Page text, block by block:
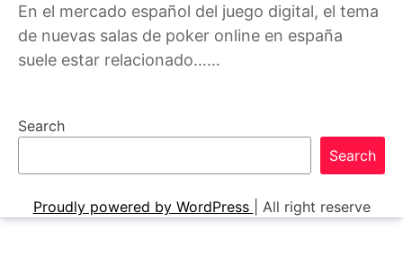
En el mercado español del juego digital, el tema
de nuevas salas de poker online en españa
suele estar relacionado……
Search
Search
Proudly powered by WordPress All right reserve